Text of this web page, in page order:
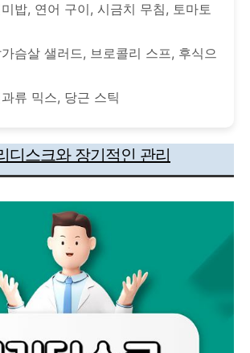
밥, 연어 구이, 시금치 무침, 토마토
슴살 샐러드, 브로콜리 스프, 후식으
류 믹스, 당근 스틱
디스크와 장기적인 관리